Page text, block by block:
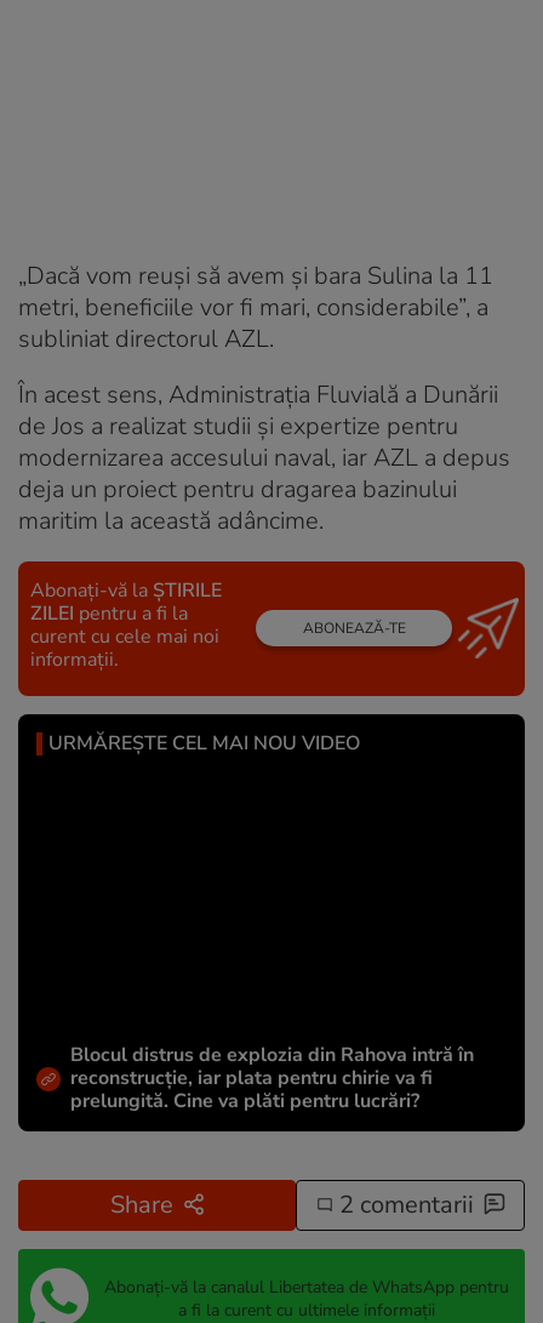
„Dacă vom reuși să avem și bara Sulina la 11
metri, beneficiile vor fi mari, considerabile”, a
subliniat directorul AZL.
În acest sens, Administrația Fluvială a Dunării
de Jos a realizat studii și expertize pentru
modernizarea accesului naval, iar AZL a depus
deja un proiect pentru dragarea bazinului
maritim la această adâncime.
Abonați-vă la ȘTIRILE
ZILEI pentru a fi la
curent cu cele mai noi
informații.
ABONEAZĂ-TE
URMĂREȘTE CEL MAI NOU VIDEO
Blocul distrus de explozia din Rahova intră în
reconstrucție, iar plata pentru chirie va fi
prelungită. Cine va plăti pentru lucrări?
Share 2 comentarii
Abonați-vă la canalul Libertatea de WhatsApp pentru
a fi la curent cu ultimele informații